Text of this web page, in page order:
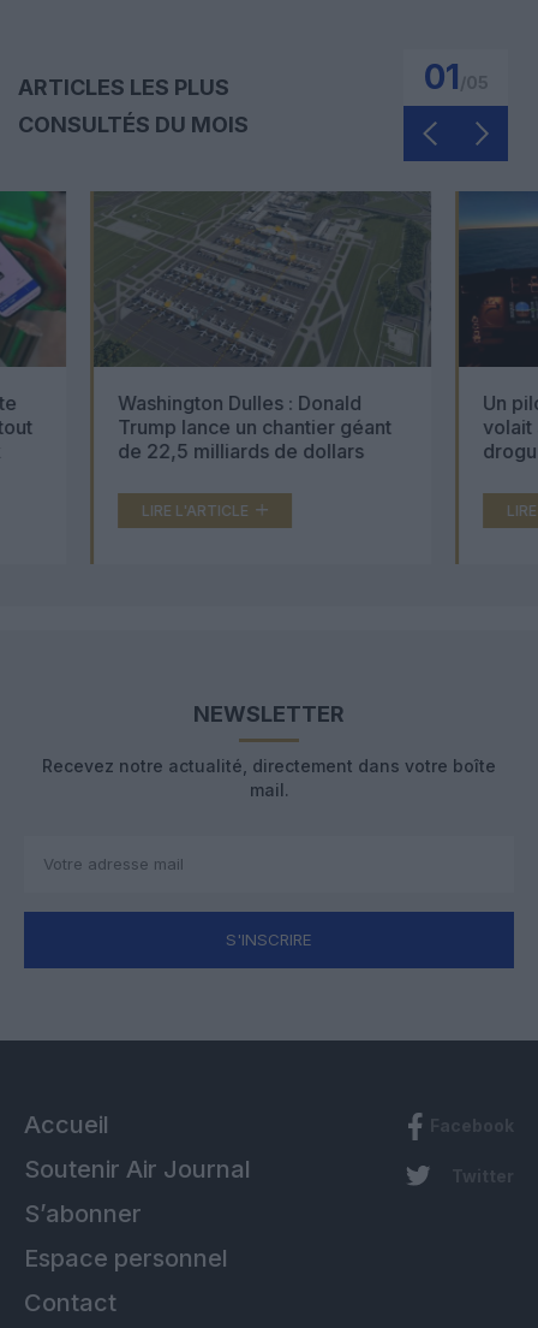
ARTICLES LES PLUS
CONSULTÉS DU MOIS
02
Washington Dulles : Donald
Trump lance un chantier géant
de 22,5 milliards de dollars
LIRE L'ARTICLE
Un pilote de
volait sous
drogues… et
LIRE
NEWSLETTER
Recevez notre actualité, directement dans votre boîte
mail.
S'INSCRIRE
Accueil
Soutenir Air Journal
S’abonner
Espace personnel
Contact